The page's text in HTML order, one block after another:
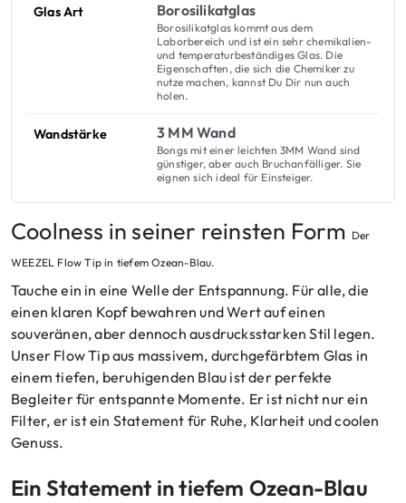
Glas Art Borosilikatglas
Borosilikatglas kommt aus dem
Laborbereich und ist ein sehr chemikalien-
und temperaturbeständiges Glas. Die
Eigenschaften, die sich die Chemiker zu
nutze machen, kannst Du Dir nun auch
holen.
Wandstärke 3 MM Wand
Bongs mit einer leichten 3MM Wand sind
günstiger, aber auch Bruchanfälliger. Sie
eignen sich ideal für Einsteiger.
Coolness in seiner reinsten Form Der
WEEZEL Flow Tip in tiefem Ozean-Blau.
Tauche ein in eine Welle der Entspannung. Für alle, die
einen klaren Kopf bewahren und Wert auf einen
souveränen, aber dennoch ausdrucksstarken Stil legen.
Unser Flow Tip aus massivem, durchgefärbtem Glas in
einem tiefen, beruhigenden Blau ist der perfekte
Begleiter für entspannte Momente. Er ist nicht nur ein
Filter, er ist ein Statement für Ruhe, Klarheit und coolen
Genuss.
Ein Statement in tiefem Ozean-Blau